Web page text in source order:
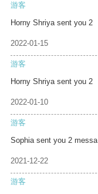
游客
Horny Shriya sent you 2
2022-01-15
游客
Horny Shriya sent you 2
2022-01-10
游客
Sophia sent you 2 messa
2021-12-22
游客